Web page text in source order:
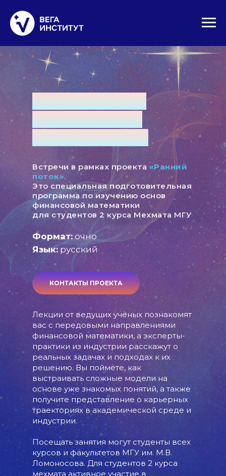
Встречи в рамках проекта «Ранний
поток».
Это специальная подготовительная
программа по изучению основ
финансовой математики
для студентов 2 курса Мехмата МГУ
ЗАЧЕМ НУЖНА
ФИНАНСОВАЯ
МАТЕМАТИКА?
КОНТАКТЫ ПРОЕКТА
Формат:очно
Язык: русский
Лекции от ведущих учёных познакомят
вас с передовыми направлениями
финансовой математики, а эксперты-
практики из индустрии расскажут о
реальных задачах и подходах к их
решению. Вы поймёте, как
выстраивать сложные модели на
основе уже знакомых понятий, а также
получите представление о карьерных
траекториях в академической среде и
индустрии.
Посещать занятия могут студенты всех
курсов и факультетов МГУ им. М.В.
Ломоносова. Для студентов 2 курса
мехмата активное участие в